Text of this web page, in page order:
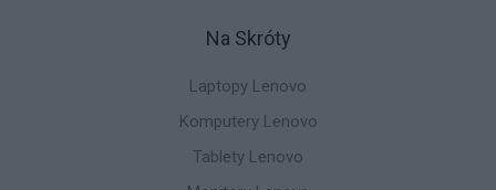
Na Skróty
Laptopy Lenovo
Komputery Lenovo
Tablety Lenovo